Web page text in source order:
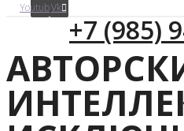
YoutubeVk
+7 (985)